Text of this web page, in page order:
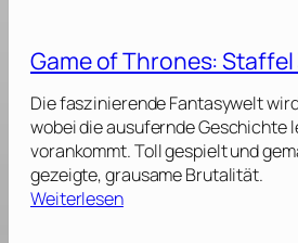
6
2
0
1
6
]
s
:
S
t
a
f
f
e
f
T
h
r
o
Game of Thrones: Staffel
Die faszinierende Fantasywelt
wobei die ausufernde Geschichte
vorankommt. Toll gespielt und
gezeigte, grausame Brutalität.
Weiterlesen: